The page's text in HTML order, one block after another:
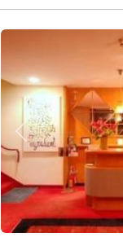
Zurück